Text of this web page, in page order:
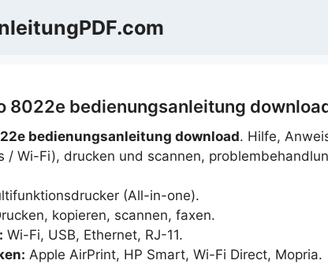
8022e bedienungsanleitung
bedienungsanleitung download. Hilfe,
/ Wi-Fi), drucken und scannen,
(All-in-one).
kopieren, scannen, faxen.
Wi-Fi, USB, Ethernet, RJ-11.
Apple AirPrint, HP Smart, Wi-Fi Direct, Mopria.